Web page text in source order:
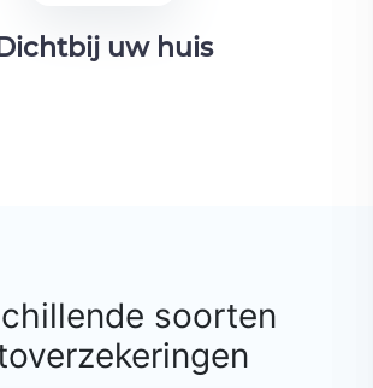
uw huis
soorten